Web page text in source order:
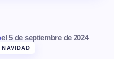
el 5 de septiembre de 2024
NAVIDAD